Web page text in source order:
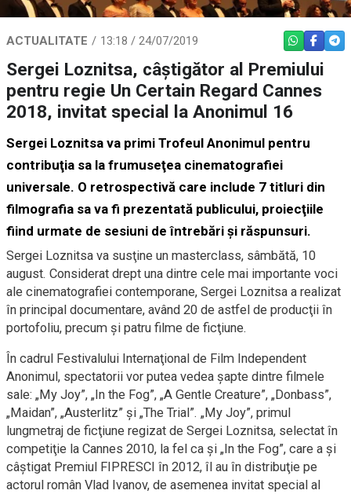
ACTUALITATE 13:18 / 24/07/2019 WHATSAPP
Sergei Loznitsa, câştigător al Premiului
pentru regie Un Certain Regard Cannes
2018, invitat special la Anonimul 16
Sergei Loznitsa va primi Trofeul Anonimul pentru
contribuţia sa la frumuseţea cinematografiei
universale. O retrospectivă care include 7 titluri din
filmografia sa va fi prezentată publicului, proiecţiile
fiind urmate de sesiuni de întrebări şi răspunsuri.
Sergei Loznitsa va susţine un masterclass, sâmbătă, 10
august. Considerat drept una dintre cele mai importante voci
ale cinematografiei contemporane, Sergei Loznitsa a realizat
în principal documentare, având 20 de astfel de producţii în
portofoliu, precum şi patru filme de ficţiune.
În cadrul Festivalului Internaţional de Film Independent
Anonimul, spectatorii vor putea vedea şapte dintre filmele
sale: „My Joy”, „In the Fog”, „A Gentle Creature”, „Donbass”,
„Maidan”, „Austerlitz” şi „The Trial”. „My Joy”, primul
lungmetraj de ficţiune regizat de Sergei Loznitsa, selectat în
competiţie la Cannes 2010, la fel ca şi „In the Fog”, care a şi
câştigat Premiul FIPRESCI în 2012, îl au în distribuţie pe
actorul român Vlad Ivanov, de asemenea invitat special al